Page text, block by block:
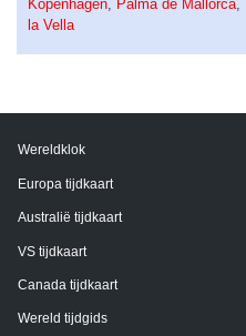
Kopenhagen
Palma de Mallorca
la Vella
Wereldklok
Europa tijdkaart
Australië tijdkaart
VS tijdkaart
Canada tijdkaart
Wereld tijdgids